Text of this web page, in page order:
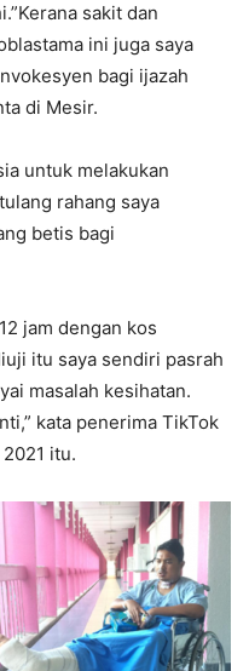
sakit dan
ini juga saya
bagi ijazah
di Mesir.
untuk melakukan
rahang saya
betis bagi
jam dengan kos
itu saya sendiri pasrah
masalah kesihatan.
kata penerima TikTok
itu.